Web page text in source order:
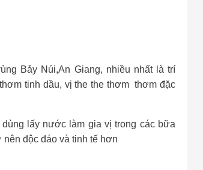
Bảy Núi,An Giang, nhiều nhất là trí
tinh dầu, vị the the thơm thơm đặc
lấy nước làm gia vị trong các bữa
độc đáo và tinh tế hơn